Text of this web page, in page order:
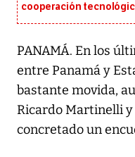
cooperación
PANAMÁ. En los
entre Panamá y
bastante movida,
Ricardo Martinelli y
concretado un